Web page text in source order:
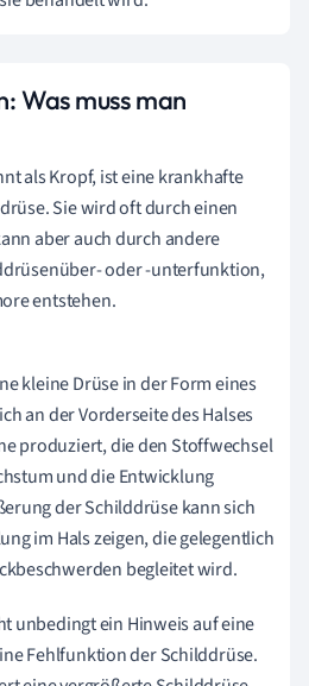
Was muss man
als Kropf, ist eine krankhafte
Sie wird oft durch einen
aber auch durch andere
oder -unterfunktion,
entstehen.
kleine Drüse in der Form eines
an der Vorderseite des Halses
produziert, die den Stoffwechsel
und die Entwicklung
der Schilddrüse kann sich
im Hals zeigen, die gelegentlich
begleitet wird.
unbedingt ein Hinweis auf eine
Fehlfunktion der Schilddrüse.